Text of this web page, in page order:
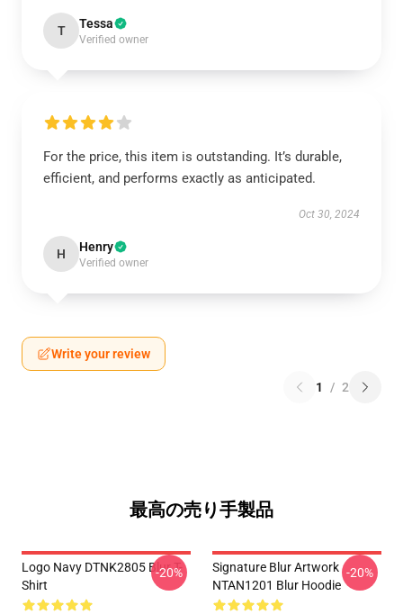
T Tessa
Verified owner
For the price, this item is outstanding. It’s durable,
efficient, and performs exactly as anticipated.
Oct 30, 2024
H Henry
Verified owner
Write your review
1 / 2
最高の売り手製品
Logo Navy DTNK2805 Blur T-
Shirt
-20%
Signature Blur Artwork
NTAN1201 Blur Hoodie
-20%